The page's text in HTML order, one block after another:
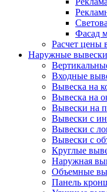
Фасад
Расчет цены
Наружные вывески
Входные
Вывеска на
Вывеска на
Вывески на
Вывески с
Вывески с
Вывески с
Круглые
Наружная
Объемные
Панель